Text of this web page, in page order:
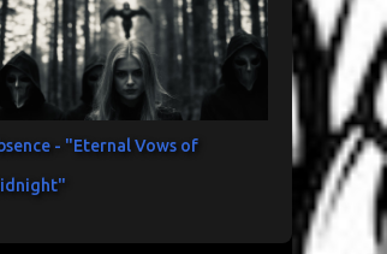
- "Eternal Vows of